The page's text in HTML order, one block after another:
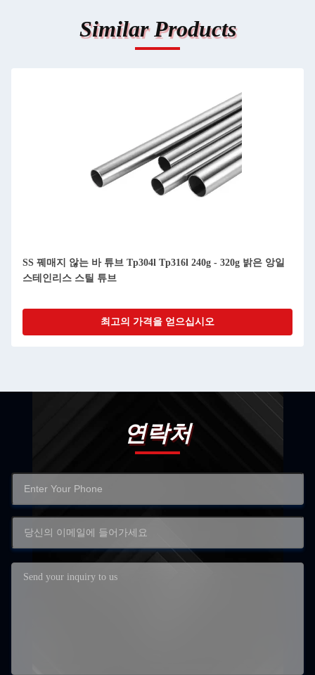
Similar Products
SS 꿰매지 않는 바 튜브 Tp304l Tp316l 240g - 320g 밝은 앙일
스테인리스 스틸 튜브
최고의 가격을 얻으십시오
연락처